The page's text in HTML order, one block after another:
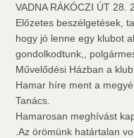
VADNA RÁKÓCZI ÚT 28.
Előzetes beszélgetések,
hogy jó lenne egy klubot
gondolkodtunk,,
Művelődési Házban a
Hamar híre ment a
Tanács.
Hamarosan meghívást
.Az örömünk határtalan